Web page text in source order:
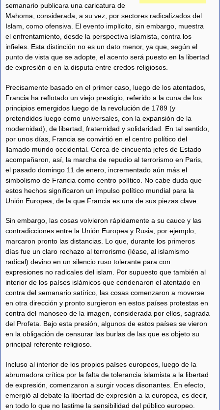
semanario publicara una caricatura de
Mahoma, considerada, a su vez, por sectores radicalizados del
Islam, como ofensiva. El evento implícito, sin embargo, muestra
el enfrentamiento, desde la perspectiva islamista, contra los
infieles. Esta distinción no es un dato menor, ya que, según el
punto de vista que se adopte, el acento será puesto en la libertad
de expresión o en la disputa entre credos religiosos.
Precisamente basado en el primer caso, luego de los atentados,
Francia ha reflotado un viejo prestigio, referido a la cuna de los
principios emergidos luego de la revolución de 1789 (y
pretendidos luego como universales, con la expansión de la
modernidad), de libertad, fraternidad y solidaridad. En tal sentido,
por unos días, Francia se convirtió en el centro político del
llamado mundo occidental. Cerca de cincuenta jefes de Estado
acompañaron, así, la marcha de repudio al terrorismo en Paris,
el pasado domingo 11 de enero, incrementado aún más el
simbolismo de Francia como centro político. No cabe duda que
estos hechos significaron un impulso político mundial para la
Unión Europea, de la que Francia es una de sus piezas clave.
Sin embargo, las cosas volvieron rápidamente a su cauce y las
contradicciones entre la Unión Europea y Rusia, por ejemplo,
marcaron pronto las distancias. Lo que, durante los primeros
días fue un claro rechazo al terrorismo (léase, al islamismo
radical) devino en un silencio ruso tolerante para con
expresiones no radicales del islam. Por supuesto que también al
interior de los países islámicos que condenaron el atentado en
contra del semanario satírico, las cosas comenzaron a moverse
en otra dirección y pronto surgieron en estos países protestas en
contra del manoseo de la imagen, considerada por ellos, sagrada
del Profeta. Bajo esta presión, algunos de estos países se vieron
en la obligación de censurar las burlas de las que es objeto su
principal referente religioso.
Incluso al interior de los propios países europeos, luego de la
abrumadora crítica por la falta de tolerancia islamista a la libertad
de expresión, comenzaron a surgir voces disonantes. En efecto,
emergió al debate la libertad de expresión a la europea, es decir,
en todo lo que no lastime la sensibilidad del público europeo.